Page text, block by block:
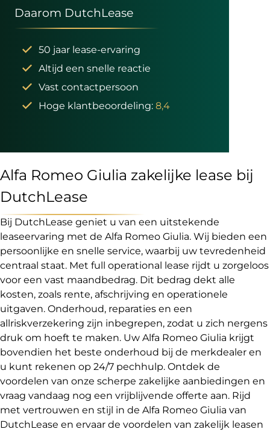
Alfa Romeo Giulia zakelijke lease bij
DutchLease
Bij DutchLease geniet u van een uitstekende
leaseervaring met de Alfa Romeo Giulia. Wij bieden een
persoonlijke en snelle service, waarbij uw tevredenheid
centraal staat. Met full operational lease rijdt u zorgeloos
voor een vast maandbedrag. Dit bedrag dekt alle
kosten, zoals rente, afschrijving en operationele
uitgaven. Onderhoud, reparaties en een
allriskverzekering zijn inbegrepen, zodat u zich nergens
druk om hoeft te maken. Uw Alfa Romeo Giulia krijgt
bovendien het beste onderhoud bij de merkdealer en
u kunt rekenen op 24/7 pechhulp. Ontdek de
voordelen van onze scherpe zakelijke aanbiedingen en
vraag vandaag nog een vrijblijvende offerte aan. Rijd
met vertrouwen en stijl in de Alfa Romeo Giulia van
DutchLease en ervaar de voordelen van zakelijk leasen
Daarom DutchLease
50 jaar lease-ervaring
Altijd een snelle reactie
Vast contactpersoon
Hoge klantbeoordeling: 8,4